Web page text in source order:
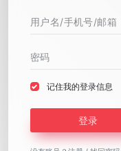
记住我的登录信息
登录